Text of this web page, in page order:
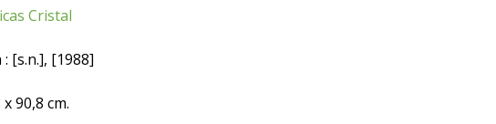
Cristal
: [s.n.], [1988]
x 90,8 cm.